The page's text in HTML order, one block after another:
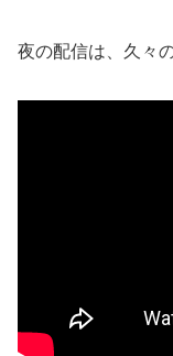
夜の配信は、久々